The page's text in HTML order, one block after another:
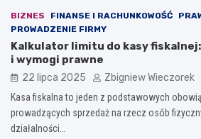
BIZNES FINANSE I RACHUNKOWOŚĆ
PROWADZENIE FIRMY
Kalkulator limitu do kasy
i wymogi prawne
22 lipca 2025 Zbigniew Wieczorek
Kasa fiskalna to jeden z podstawowych
prowadzących sprzedaż na rzecz osób
działalności…